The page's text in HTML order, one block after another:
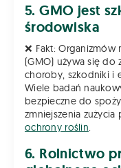
5. GMO jest
środowiska
❌ Fakt:
(GMO) używa się do
choroby, szkodniki i
Wiele badań
bezpieczne do
zmniejszenia
ochrony roślin.
6. Rolnictwo